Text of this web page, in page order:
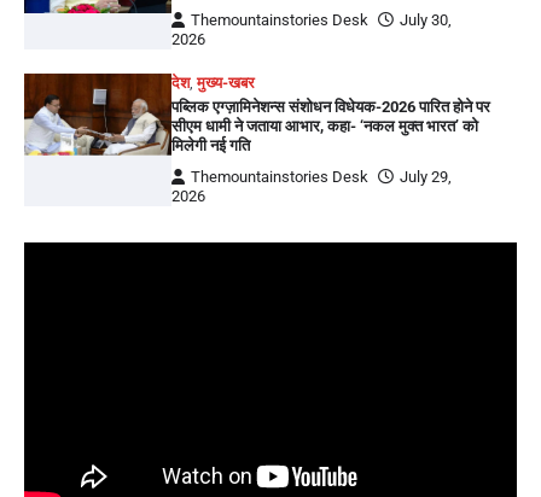
Themountainstories Desk
July 30,
2026
देश,मुख्य-खबर
पब्लिक एग्ज़ामिनेशन्स संशोधन विधेयक-2026 पारित होने पर
सीएम धामी ने जताया आभार, कहा- ‘नकल मुक्त भारत’ को
मिलेगी नई गति
Themountainstories Desk
July 29,
2026